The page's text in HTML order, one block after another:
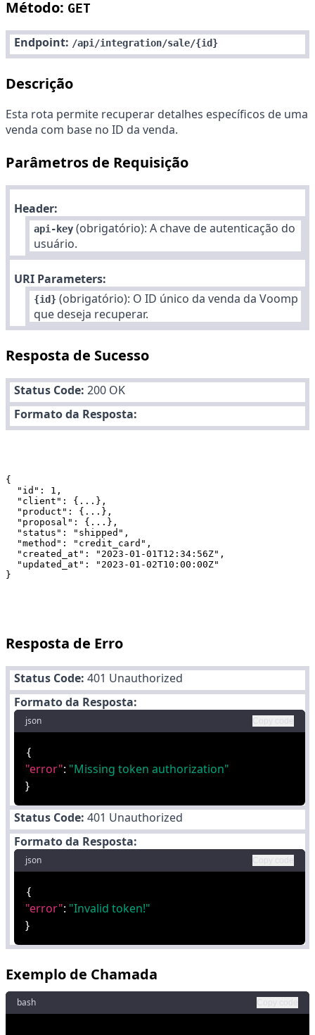
Método: GET
Endpoint: /api/integration/sale/{id}
Descrição
Esta rota permite recuperar detalhes específicos de uma
venda com base no ID da venda.
Parâmetros de Requisição
Header:
api-key (obrigatório): A chave de autenticação do
usuário.
URI Parameters:
{id} (obrigatório): O ID único da venda da Voomp
que deseja recuperar.
Resposta de Sucesso
Status Code: 200 OK
Formato da Resposta:
{
  "id": 1,
  "client": {...},
  "product": {...},
  "proposal": {...},
  "status": "shipped",
  "method": "credit_card",
  "created_at": "2023-01-01T12:34:56Z",
  "updated_at": "2023-01-02T10:00:00Z"
Resposta de Erro
Status Code: 401 Unauthorized
Formato da Resposta:
json
{
"error": "Missing token authorization"
}
Status Code: 401 Unauthorized
Formato da Resposta:
json
{
"error": "Invalid token!"
}
Exemplo de Chamada
bash